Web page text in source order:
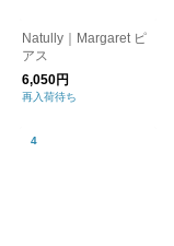
Natully｜Margaret ピ
アス
6,050円
再入荷待ち